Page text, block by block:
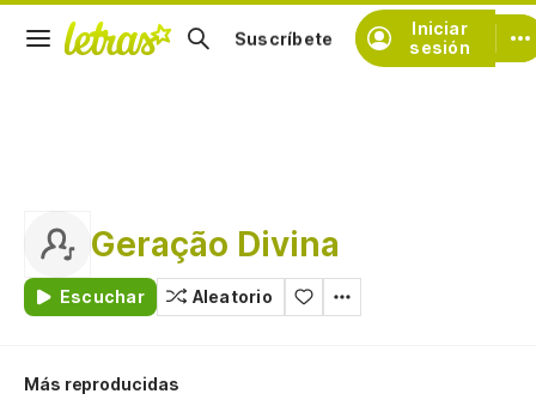
Iniciar
sesión
Suscríbete
Geração Divina
Escuchar Aleatorio
Más reproducidas